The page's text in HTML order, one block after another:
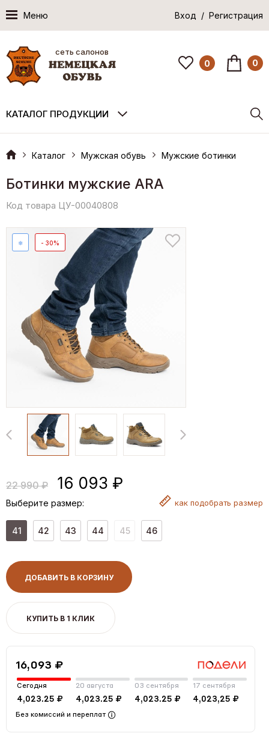
Меню Вход / Регистрация
сеть салонов
0 0
КАТАЛОГ ПРОДУКЦИИ
Каталог Мужская обувь Мужские ботинки
Ботинки мужские ARA
Код товара ЦУ-00040808
❄ - 30%
22 990 ₽ 16 093 ₽
Выберите размер: как подобрать размер
41 42 43 44 45 46
ДОБАВИТЬ В КОРЗИНУ
КУПИТЬ В 1 КЛИК
16,093 ₽
Сегодня
4,023.25 ₽
20 августа
4,023.25 ₽
03 сентября
4,023.25 ₽
17 сентября
4,023,25 ₽
Без комиссий и переплат